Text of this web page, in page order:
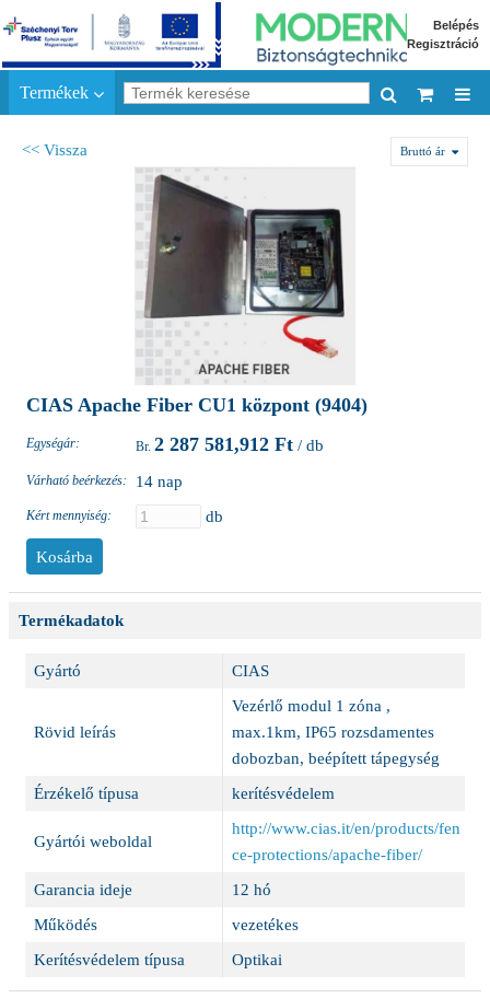
Belépés
Regisztráció
Termékek
<< Vissza Bruttó ár
CIAS Apache Fiber CU1 központ (9404)
Egységár: 2 287 581,912 Ft / db
Várható beérkezés: 14 nap
Kért mennyiség: db
Termékadatok
Gyártó CIAS
Rövid leírás
Vezérlő modul 1 zóna ,
max.1km, IP65 rozsdamentes
dobozban, beépített tápegység
Érzékelő típusa
kerítésvédelem
Gyártói weboldal
http://www.cias.it/en/products/fen
ce-protections/apache-fiber/
Garancia ideje
12 hó
Működés
vezetékes
Kerítésvédelem típusa
Optikai